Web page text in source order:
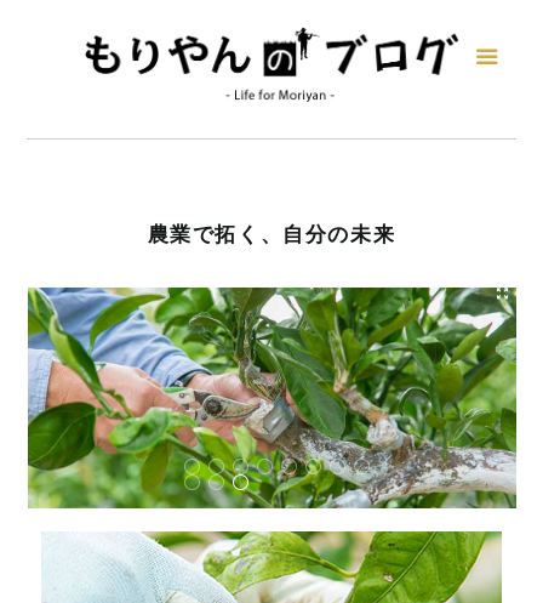
農業で拓く、自分の未来